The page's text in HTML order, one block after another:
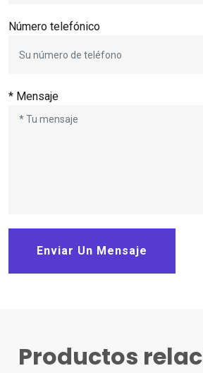
Número telefónico
* Mensaje
Enviar Un Mensaje
Productos